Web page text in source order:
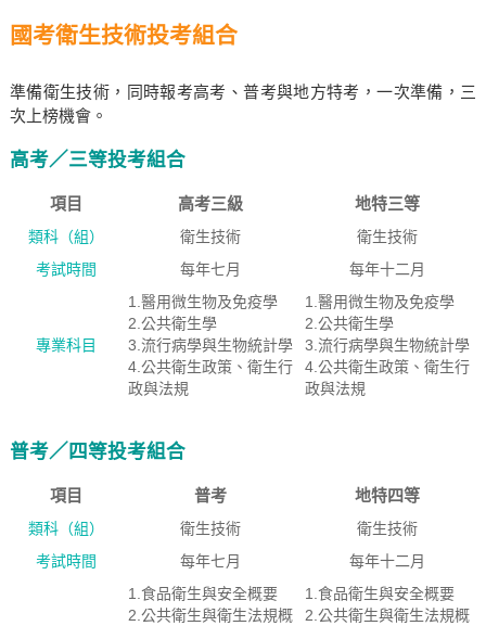
國考衛生技術投考組合
準備衛生技術，同時報考高考、普考與地方特考，一次準備，三
次上榜機會。
高考／三等投考組合
項目 高考三級 地特三等
類科（組） 衛生技術
衛生技術
考試時間
每年七月 每年十二月
專業科目
1.醫用微生物及免疫學
2.公共衛生學
3.流行病學與生物統計學
4.公共衛生政策、衛生行
政與法規
1.醫用微生物及免疫學
2.公共衛生學
3.流行病學與生物統計學
4.公共衛生政策、衛生行
政與法規
普考／四等投考組合
項目 普考 地特四等
類科（組） 衛生技術
衛生技術
考試時間
每年七月 每年十二月
1.食品衛生與安全概要
2.公共衛生與衛生法規概
1.食品衛生與安全概要
2.公共衛生與衛生法規概